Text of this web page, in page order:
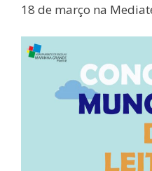
18 de março na